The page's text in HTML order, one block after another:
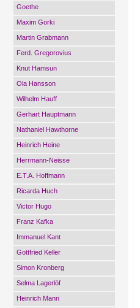
Goethe
Maxim Gorki
Martin Grabmann
Ferd. Gregorovius
Knut Hamsun
Ola Hansson
Wilhelm Hauff
Gerhart Hauptmann
Nathaniel Hawthorne
Heinrich Heine
Herrmann-Neisse
E.T.A. Hoffmann
Ricarda Huch
Victor Hugo
Franz Kafka
Immanuel Kant
Gottfried Keller
Simon Kronberg
Selma Lagerlöf
Heinrich Mann